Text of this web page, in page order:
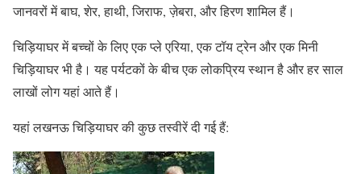
जानवरों में बाघ, शेर, हाथी, जिराफ, ज़ेबरा, और हिरण शामिल हैं।
चिड़ियाघर में बच्चों के लिए एक प्ले एरिया, एक टॉय ट्रेन और एक मिनी
चिड़ियाघर भी है। यह पर्यटकों के बीच एक लोकप्रिय स्थान है और हर साल
लाखों लोग यहां आते हैं।
यहां लखनऊ चिड़ियाघर की कुछ तस्वीरें दी गई हैं: